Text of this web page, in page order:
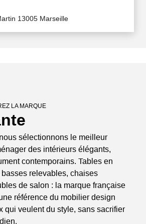
13005 Marseille
LA MARQUE
sélectionnons le meilleur
des intérieurs élégants,
contemporains. Tables en
relevables, chaises
de salon : la marque française
référence du mobilier design
qui veulent du style, sans sacrifier